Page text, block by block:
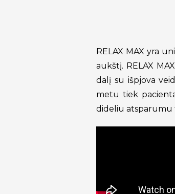
RELAX MAX yra
aukštį. RELAX
dalį su išpjova
metu tiek
dideliu atsparumu